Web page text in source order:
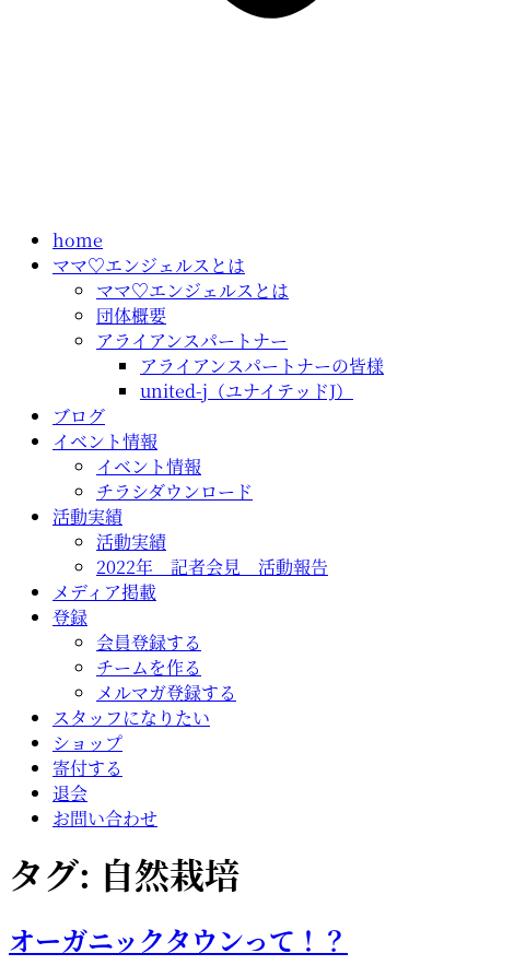
home
ママ♡エンジェルスとは
ママ♡エンジェルスとは
団体概要
アライアンスパートナー
アライアンスパートナーの皆様
united-j（ユナイテッドJ）
ブログ
イベント情報
イベント情報
チラシダウンロード
活動実績
活動実績
2022年 記者会見 活動報告
メディア掲載
登録
会員登録する
チームを作る
メルマガ登録する
スタッフになりたい
ショップ
寄付する
退会
お問い合わせ
タグ: 自然栽培
オーガニックタウンって！？